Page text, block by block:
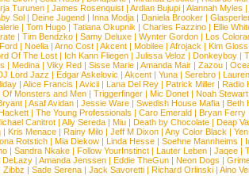
Turunen| James Rosenquist| Ardian Bujupi| Alannah Myles |
Sol | Deine Jugend | Inna Modja | Daniela Brooker |
| Tom Hugo | Tatiana Okupnik | Charles Fazzino | Ellie
| Tim Bendzko | Samy Deluxe | Wynter Gordon | Los
| Noelia | Arno Cost | Akcent | Mobilee | Afrojack | Kim Gloss
Of The Lost| Ich Kann Fliegen| Julissa Veloz | Donkeyboy|
| Medina| Viky Red| Sisse Marie| Amanda Mair| Zazou|
Lord Jazz | Edgar Askelovic | Akcent | Yuna | Serebro |
| Alice Francis | Avicii | Lana Del Rey | Patrick Miller | Radio
Of Monsters and Men| Triggerfinger| Mic Donet| Noah Stewart
| Asaf Avidan| Jessie Ware| Swedish House Mafia| Beth
| The Young Professionals | Caro Emerald | Bryan Ferry
Canitrot | Ally Sereda | Miu | Death by Chocolate | Deap
| Kris Menace| Rainy Milo| Jeff M Dixon| Any Color Black | Yen
Rotstich| Mia Diekow| Linda Hesse| Soehne Mannheims |
| Sandra Nkake| Follow YourInstinct| Lauter Leben| Jaqee|
DeLazy | Amanda Jenssen | Eddie TheGun | Neon Dogs |
Zibbz | Sade Serena| Jack Savoretti| Richard Orlinski| Aino